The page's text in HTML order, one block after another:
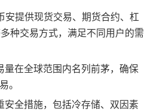
安提供现货交易、期货合约、杠
种交易方式，满足不同用户的需
量在全球范围内名列前茅，确保
。
安全措施，包括冷存储、双因素